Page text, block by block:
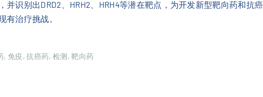
并识别出DRD2、HRH2、HRH4等潜在靶点，为开发新型靶向药和抗癌
有治疗挑战。
免疫 抗癌药 检测 靶向药